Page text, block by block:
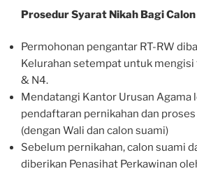
Prosedur Syarat Nikah Bagi
Permohonan pengantar RT-RW
Kelurahan setempat untuk mengisi
& N4.
Mendatangi Kantor Urusan Agama
pendaftaran pernikahan dan
(dengan Wali dan calon suami)
Sebelum pernikahan, calon suami
diberikan Penasihat Perkawinan